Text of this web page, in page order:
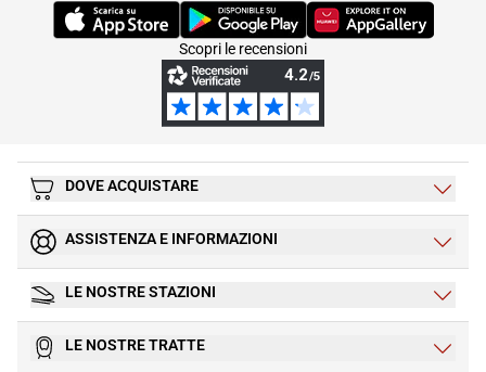
(Si apre in una nuova scheda)(Si apre in una nuova scheda)
(Si apre in una nuova
Scopri le recensioni
DOVE ACQUISTARE
ASSISTENZA E INFORMAZIONI
LE NOSTRE STAZIONI
LE NOSTRE TRATTE